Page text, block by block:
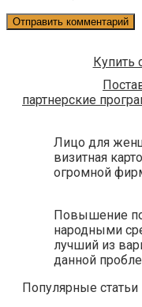
Купить
партнерские
Лицо для
визитная
огромной
Повышение
народными
лучший из
данной
Популярные статьи